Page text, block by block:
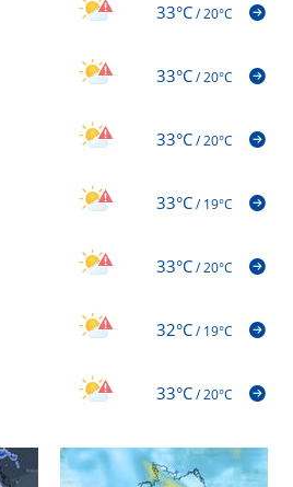
33°C/20°C
33°C/20°C
33°C/20°C
33°C/19°C
33°C/20°C
32°C/19°C
33°C/20°C